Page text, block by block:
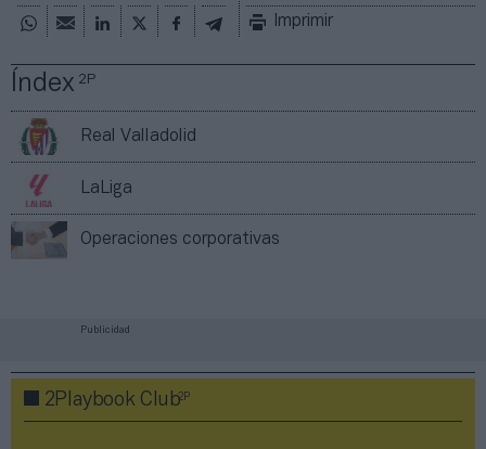
Índex2P
Real Valladolid
LaLiga
Operaciones corporativas
Imprimir
Publicidad
2Playbook Club2P